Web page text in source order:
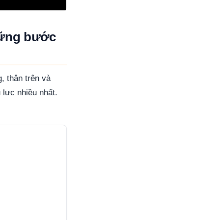
bước
thân trên và
nhiều nhất.